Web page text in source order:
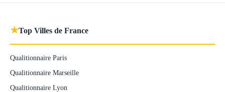
★Top Villes de France
Qualitionnaire Paris
Qualitionnaire Marseille
Qualitionnaire Lyon